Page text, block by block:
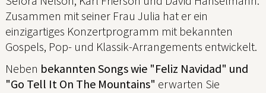
Zusammen mit seiner Frau Julia hat er ein
einzigartiges Konzertprogramm mit bekannten
Gospels, Pop- und Klassik-Arrangements entwickelt.
Neben bekannten Songs wie "Feliz Navidad" und
"Go Tell It On The Mountains" erwarten Sie